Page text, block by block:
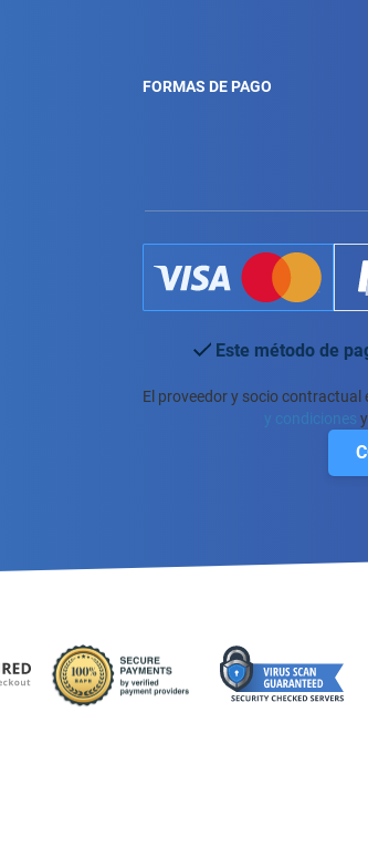
FORMAS DE PAGO
Este método de
El proveedor y socio contractual
y condiciones